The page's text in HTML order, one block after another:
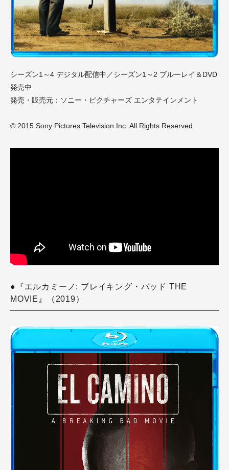
シーズン1～4 デジタル配信中／シーズン1～2 ブルーレイ＆DVD
発売中
発売・販売元：ソニー・ピクチャーズ エンタテインメント
© 2015 Sony Pictures Television Inc. All Rights Reserved.
●『エルカミーノ: ブレイキング・バッド THE
MOVIE』（2019）